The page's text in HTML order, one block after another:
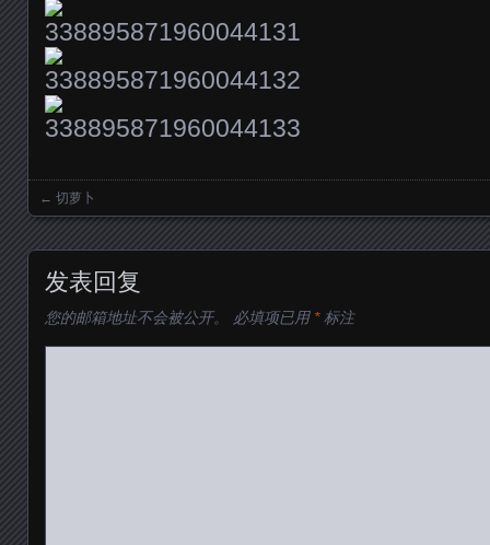
Posts navigation
← 切萝卜
发表回复
您的邮箱地址不会被公开。 必填项已用 *标注